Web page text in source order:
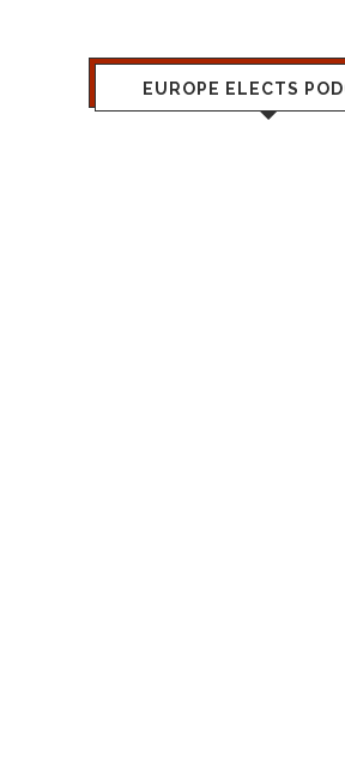
EUROPE ELECTS